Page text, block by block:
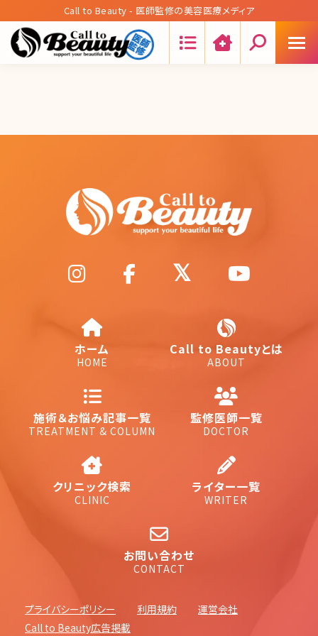
Call to Beauty - 医師監修の美容医療メディア
ホーム
HOME
Call to Beautyとは
ABOUT
施術＆お悩み記事一覧
TREATMENT & COLUMN
監修医師一覧
DOCTOR
クリニック検索
CLINIC
ライター一覧
WRITER
お問い合わせ
CONTACT
プライバシーポリシー 利用規約
運営会社
Call to Beauty広告掲載